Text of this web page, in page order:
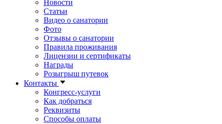
Новости
Статьи
Видео о санатории
Фото
Отзывы о санатории
Правила проживания
Лицензии и сертификаты
Награды
Розыгрыш путевок
Контакты
Конгресс-услуги
Как добраться
Реквизиты
Способы оплаты